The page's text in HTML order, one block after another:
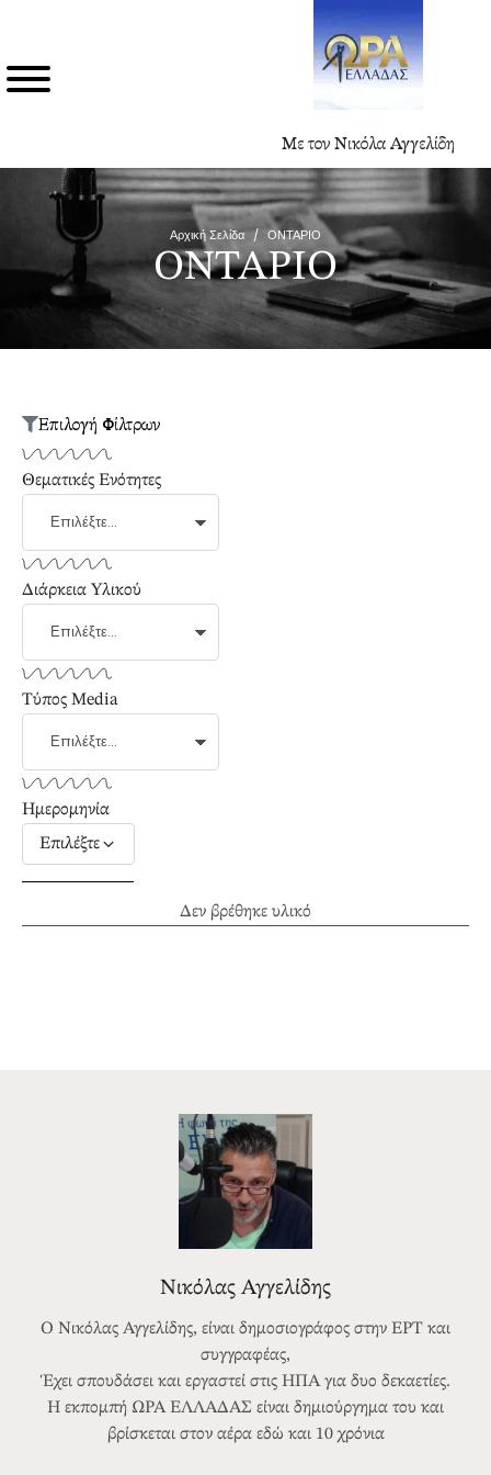
Με τον Νικόλα Αγγελίδη
Αρχική Σελίδα / ΟΝΤΑΡΙΟ
ΟΝΤΑΡΙΟ
Δεν βρέθηκε υλικό
Επιλογή Φίλτρων
Θεματικές Ενότητες
Διάρκεια Υλικού
Τύπος Media
Ημερομηνία
Επιλέξτε
Νικόλας Αγγελίδης
Ο Νικόλας Αγγελίδης, είναι δημοσιογράφος στην ΕΡΤ και
συγγραφέας,
Έχει σπουδάσει και εργαστεί στις ΗΠΑ για δυο δεκαετίες.
Η εκπομπή ΩΡΑ ΕΛΛΑΔΑΣ είναι δημιούργημα του και
βρίσκεται στον αέρα εδώ και 10 χρόνια